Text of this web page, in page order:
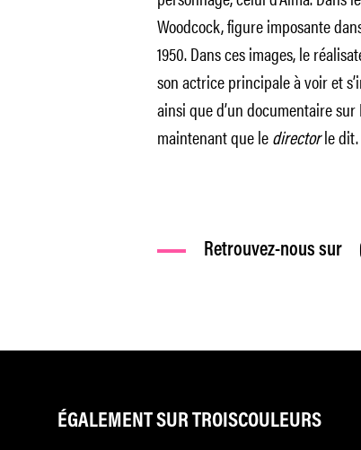
Woodcock, figure imposante
1950. Dans ces images, le
son actrice principale à voir et
ainsi que d’un documentaire
maintenant que ledirectorle dit.
Retrouvez-nous sur
ÉGALEMENT SUR TROISCOULEURS